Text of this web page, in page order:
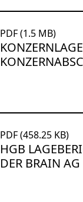
PDF (1.5 MB)
PDF (458.25 KB)
HGB
DER BRAIN